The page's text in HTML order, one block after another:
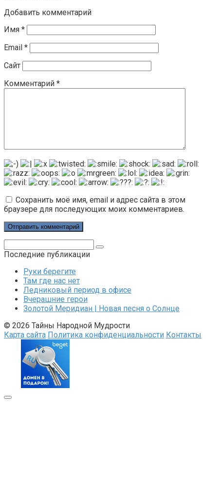
Добавить комментарий
Имя *
Email *
Сайт
Комментарий *
Сохранить моё имя, email и адрес сайта в этом
браузере для последующих моих комментариев.
Последние публикации
Руки берегите
Там где нас нет
Ледниковый период в офисе
Вчерашние герои
Золотой Меридиан | Новая песня о Солнце
© 2026 Тайны Народной Мудрости
Карта сайта Политика конфиденциальности Контакты